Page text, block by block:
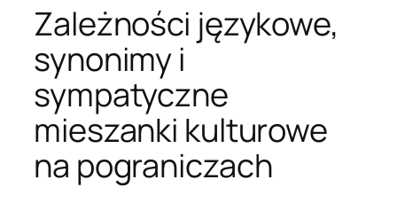
Zależności językowe,
synonimy i
sympatyczne
mieszanki kulturowe
na pograniczach